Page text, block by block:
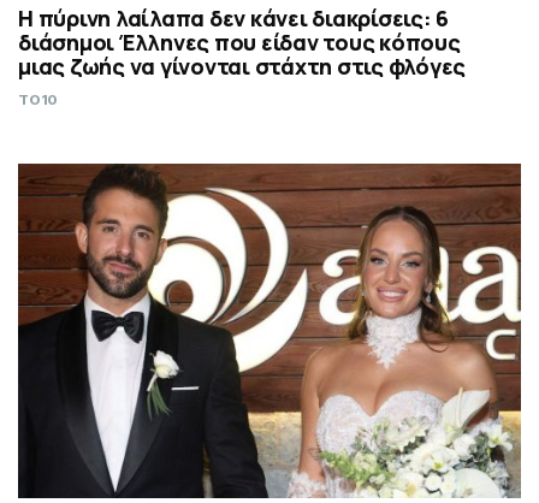
Η πύρινη λαίλαπα δεν κάνει διακρίσεις: 6
διάσημοι Έλληνες που είδαν τους κόπους
μιας ζωής να γίνονται στάχτη στις φλόγες
TO10